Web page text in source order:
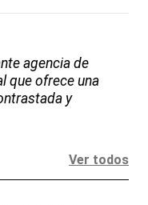
agencia de
que ofrece una
y
Ver todos